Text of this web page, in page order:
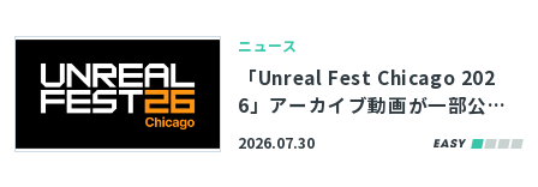
ニュース
「Unreal Fest Chicago 202
6」アーカイブ動画が一部公
開。UE5.8の新機能やバージョ
2026.07.30